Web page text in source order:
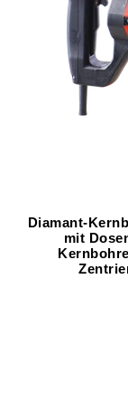
Diamant-
mit